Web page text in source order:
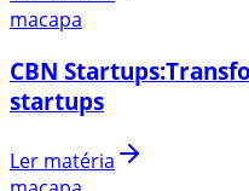
macapa
CBN
startups
Ler matéria